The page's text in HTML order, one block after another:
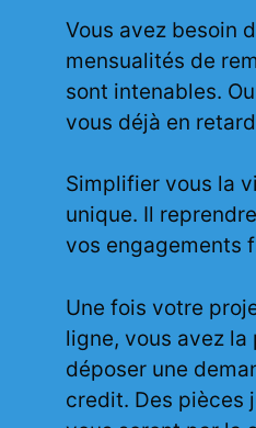
Vous avez besoin
mensualités de
sont intenables.
vous déjà en
Simplifier vous la
unique. Il
vos engagements
Une fois votre
ligne, vous avez
déposer une
credit. Des pièces